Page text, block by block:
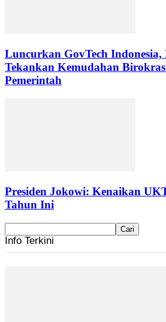
Luncurkan GovTech Indonesia,
Tekankan Kemudahan
Pemerintah
Presiden Jokowi: Kenaikan
Tahun Ini
Info Terkini